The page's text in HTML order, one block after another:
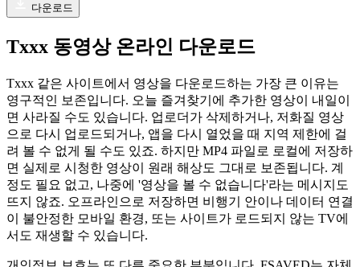
다운로드
Txxx 동영상 온라인 다운로드
Txxx 같은 사이트에서 영상을 다운로드하는 가장 큰 이유는
영구적인 보존입니다. 오늘 즐겨찾기에 추가한 영상이 내일이
면 사라질 수도 있습니다. 업로더가 삭제하거나, 저화질 영상
으로 다시 업로드되거나, 앱을 다시 열었을 때 지역 제한에 걸
려 볼 수 없게 될 수도 있죠. 하지만 MP4 파일로 로컬에 저장하
면 실제로 시청한 영상이 원래 해상도 그대로 보존됩니다. 계
정도 필요 없고, 나중에 '영상을 볼 수 없습니다'라는 메시지도
뜨지 않죠. 오프라인으로 저장하면 비행기 안이나 데이터 연결
이 불안정한 모바일 환경, 또는 사이트가 로드되지 않는 TV에
서도 재생할 수 있습니다.